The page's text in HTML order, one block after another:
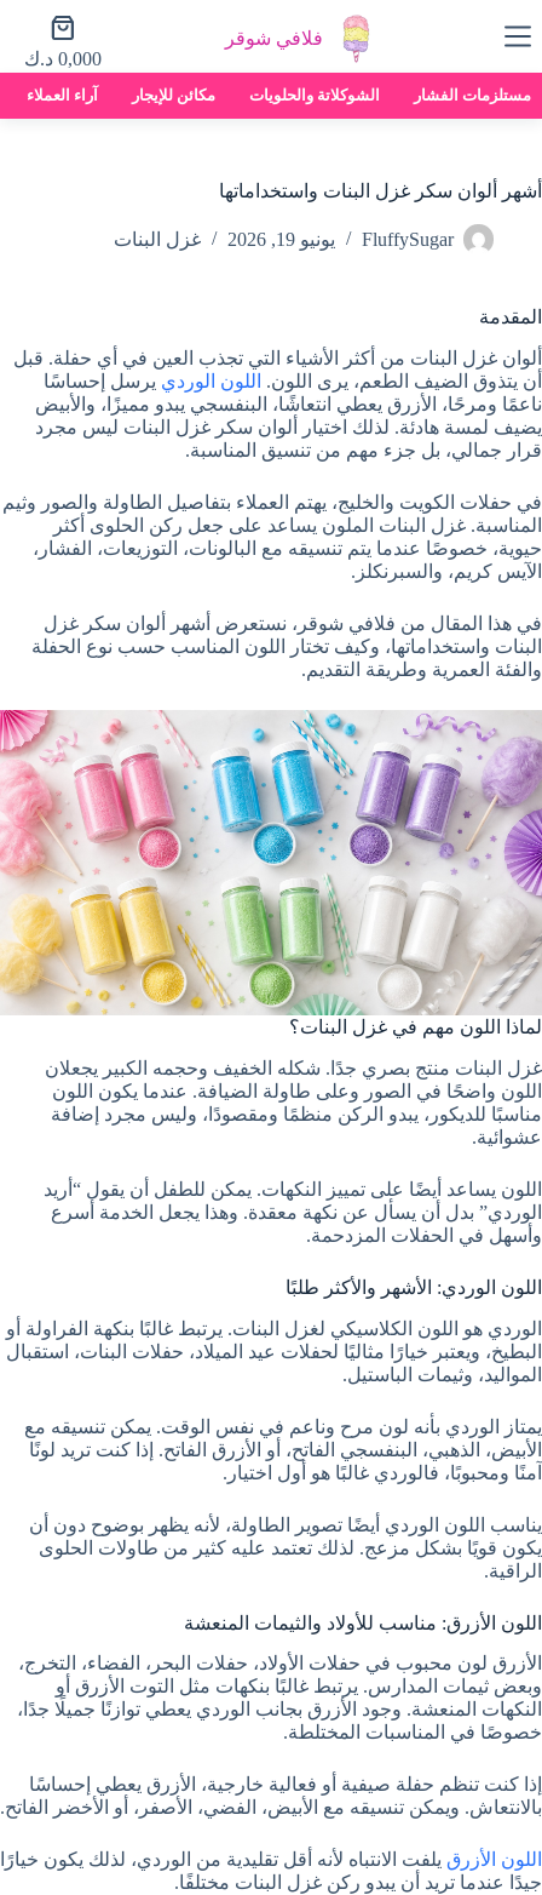
إلى
فلافي شوقر
عربة
التسوق0,000 د.ك
مستلزمات الفشار الشوكلاتة والحلويات مكائن للإيجار آراء العملاء
أشهر ألوان سكر غزل البنات واستخداماتها
FluffySugar يونيو 19, 2026 غزل البنات
المقدمة
ألوان غزل البنات من أكثر الأشياء التي تجذب العين في أي حفلة. قبل
أن يتذوق الضيف الطعم، يرى اللون. اللون الوردي يرسل إحساسًا
ناعمًا ومرحًا، الأزرق يعطي انتعاشًا، البنفسجي يبدو مميزًا، والأبيض
يضيف لمسة هادئة. لذلك اختيار ألوان سكر غزل البنات ليس مجرد
قرار جمالي، بل جزء مهم من تنسيق المناسبة.
في حفلات الكويت والخليج، يهتم العملاء بتفاصيل الطاولة والصور وثيم
المناسبة. غزل البنات الملون يساعد على جعل ركن الحلوى أكثر
حيوية، خصوصًا عندما يتم تنسيقه مع البالونات، التوزيعات، الفشار،
الآيس كريم، والسبرنكلز.
في هذا المقال من فلافي شوقر، نستعرض أشهر ألوان سكر غزل
البنات واستخداماتها، وكيف تختار اللون المناسب حسب نوع الحفلة
والفئة العمرية وطريقة التقديم.
لماذا اللون مهم في غزل البنات؟
غزل البنات منتج بصري جدًا. شكله الخفيف وحجمه الكبير يجعلان
اللون واضحًا في الصور وعلى طاولة الضيافة. عندما يكون اللون
مناسبًا للديكور، يبدو الركن منظمًا ومقصودًا، وليس مجرد إضافة
عشوائية.
اللون يساعد أيضًا على تمييز النكهات. يمكن للطفل أن يقول “أريد
الوردي” بدل أن يسأل عن نكهة معقدة. وهذا يجعل الخدمة أسرع
وأسهل في الحفلات المزدحمة.
اللون الوردي: الأشهر والأكثر طلبًا
الوردي هو اللون الكلاسيكي لغزل البنات. يرتبط غالبًا بنكهة الفراولة أو
البطيخ، ويعتبر خيارًا مثاليًا لحفلات عيد الميلاد، حفلات البنات، استقبال
المواليد، وثيمات الباستيل.
يمتاز الوردي بأنه لون مرح وناعم في نفس الوقت. يمكن تنسيقه مع
الأبيض، الذهبي، البنفسجي الفاتح، أو الأزرق الفاتح. إذا كنت تريد لونًا
آمنًا ومحبوبًا، فالوردي غالبًا هو أول اختيار.
يناسب اللون الوردي أيضًا تصوير الطاولة، لأنه يظهر بوضوح دون أن
يكون قويًا بشكل مزعج. لذلك تعتمد عليه كثير من طاولات الحلوى
الراقية.
اللون الأزرق: مناسب للأولاد والثيمات المنعشة
الأزرق لون محبوب في حفلات الأولاد، حفلات البحر، الفضاء، التخرج،
وبعض ثيمات المدارس. يرتبط غالبًا بنكهات مثل التوت الأزرق أو
النكهات المنعشة. وجود الأزرق بجانب الوردي يعطي توازنًا جميلًا جدًا،
خصوصًا في المناسبات المختلطة.
إذا كنت تنظم حفلة صيفية أو فعالية خارجية، الأزرق يعطي إحساسًا
بالانتعاش. ويمكن تنسيقه مع الأبيض، الفضي، الأصفر، أو الأخضر الفاتح.
اللون الأزرق يلفت الانتباه لأنه أقل تقليدية من الوردي، لذلك يكون خيارًا
جيدًا عندما تريد أن يبدو ركن غزل البنات مختلفًا.